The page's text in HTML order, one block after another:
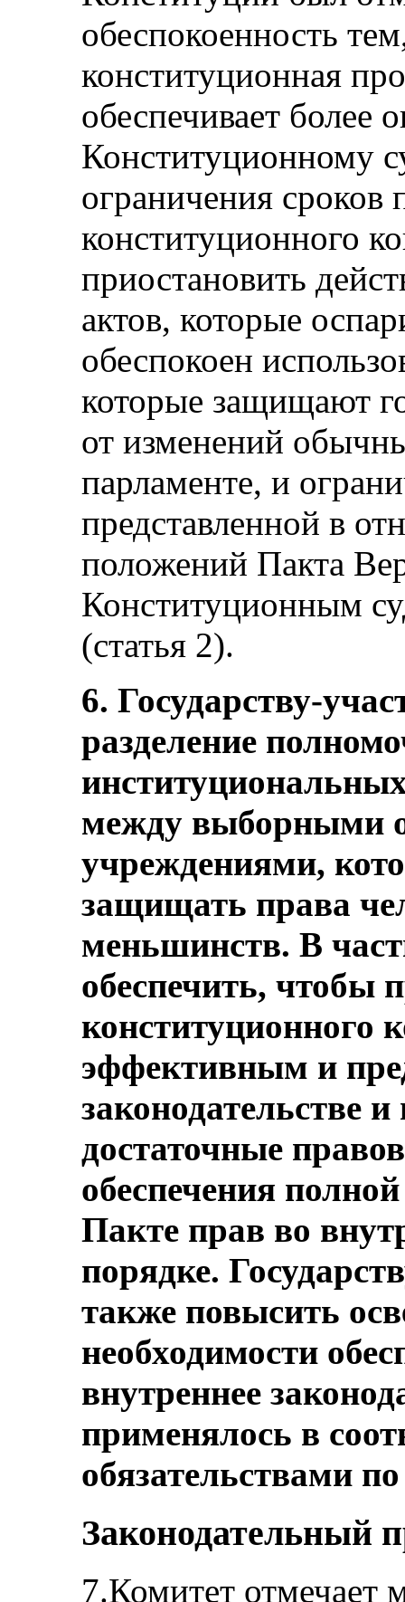
обеспокоенность
конституционная
обеспечивает более
Конституционному
ограничения сроков
конституционного
приостановить
актов, которые
обеспокоен
которые защищают
от изменений
парламенте, и
представленной в
положений Пакта
Конституционным
(статья 2).
6. Государству-
разделение
между выборными
учреждениями,
защищать права
меньшинств. В
обеспечить, чтобы
конституционного
эффективным и
законодательстве
достаточные
обеспечения
Пакте прав во
порядке.
также повысить
необходимости
внутреннее
применялось в
обязательствами
Законодательный
7.Комитет отмечает